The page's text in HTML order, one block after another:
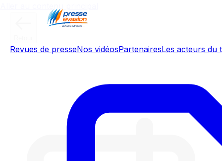
Revues de presseNos vidéosPartenairesLes acteurs du